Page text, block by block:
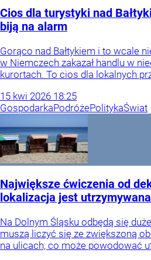
Cios dla turystyki nad
biją na alarm
Gorąco nad Bałtykiem i to wcale
w Niemczech zakazał handlu w
kurortach. To cios dla lokalnych
15 kwi 2026 18:25
GospodarkaPodróżePolitykaŚwiat
Największe ćwiczenia od
lokalizacja jest
Na Dolnym Śląsku odbędą się
muszą liczyć się ze zwiększoną
na ulicach, co może powodować